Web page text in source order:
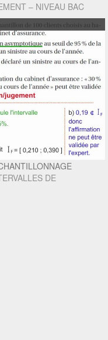
– NIVEAU BAC
DE